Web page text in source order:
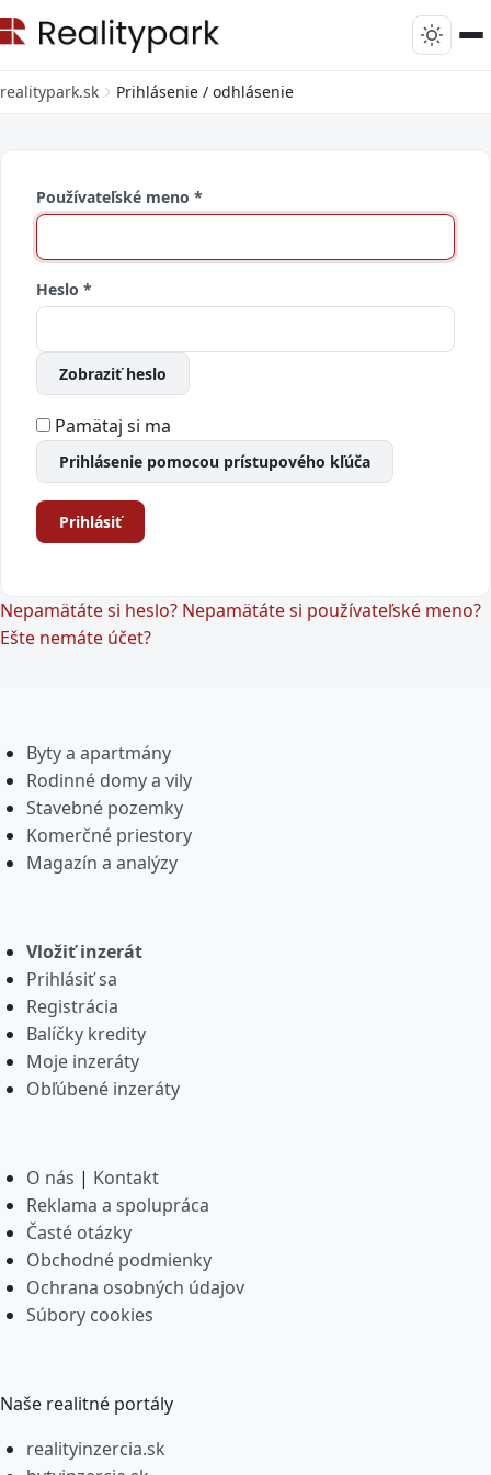
realitypark.sk Prihlásenie / odhlásenie
Používateľské meno *
Heslo *
Zobraziť heslo
Pamätaj si ma
Prihlásenie pomocou prístupového kľúča
Prihlásiť
Nepamätáte si heslo? Nepamätáte si používateľské meno?
Ešte nemáte účet?
Byty a apartmány
Rodinné domy a vily
Stavebné pozemky
Komerčné priestory
Magazín a analýzy
Vložiť inzerát
Prihlásiť sa
Registrácia
Balíčky kredity
Moje inzeráty
Obľúbené inzeráty
O nás | Kontakt
Reklama a spolupráca
Časté otázky
Obchodné podmienky
Ochrana osobných údajov
Súbory cookies
Naše realitné portály
realityinzercia.sk